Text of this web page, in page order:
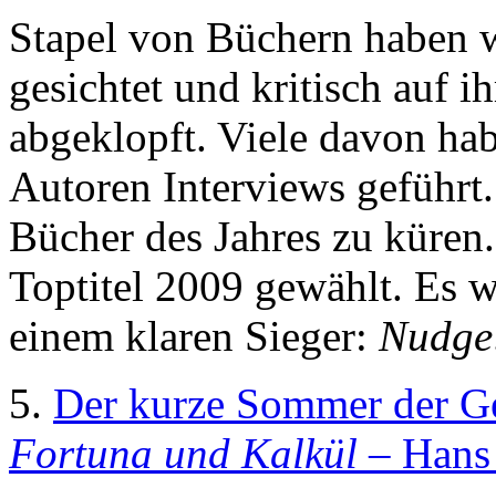
Stapel von Büchern haben
gesichtet und kritisch auf
abgeklopft. Viele davon
Autoren Interviews
Bücher des Jahres zu
Toptitel 2009 gewählt. Es
einem klaren Sieger: Nudge
5. Der kurze Sommer der
Fortuna und Kalkül –